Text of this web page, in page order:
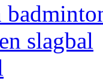
slagbal